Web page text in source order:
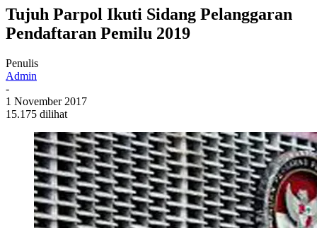
Tujuh Parpol Ikuti Sidang Pelanggaran
Pendaftaran Pemilu 2019
Penulis
Admin
-
1 November 2017
15.175 dilihat